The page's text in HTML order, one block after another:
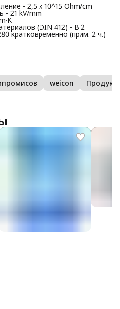
- 2,5 x 10^15 Ohm/cm
- 21 kV/mm
(DIN 412) - B 2
кратковременно (прим. 2 ч.)
weicon